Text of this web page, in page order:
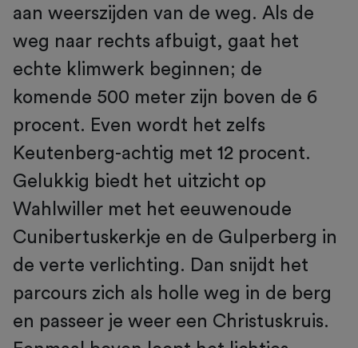
aan weerszijden van de weg. Als de
weg naar rechts afbuigt, gaat het
echte klimwerk beginnen; de
komende 500 meter zijn boven de 6
procent. Even wordt het zelfs
Keutenberg-achtig met 12 procent.
Gelukkig biedt het uitzicht op
Wahlwiller met het eeuwenoude
Cunibertuskerkje en de Gulperberg in
de verte verlichting. Dan snijdt het
parcours zich als holle weg in de berg
en passeer je weer een Christuskruis.